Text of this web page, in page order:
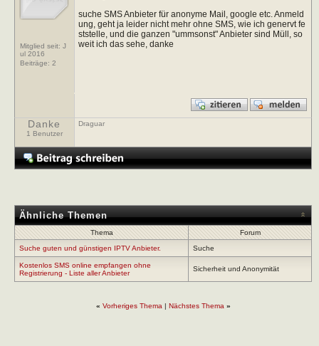
Mitglied seit: J
ul 2016
Beiträge: 2
suche SMS Anbieter für anonyme Mail, google etc. Anmeld
ung, geht ja leider nicht mehr ohne SMS, wie ich genervt fe
ststelle, und die ganzen "ummsonst" Anbieter sind Müll, so
weit ich das sehe, danke
Danke
1 Benutzer
Draguar
Ähnliche Themen
Thema
Forum
Suche guten und günstigen IPTV Anbieter.
Suche
Kostenlos SMS online empfangen ohne
Registrierung - Liste aller Anbieter
Sicherheit und Anonymität
« Vorheriges Thema | Nächstes Thema »